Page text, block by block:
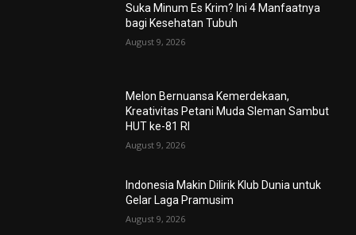
Suka Minum Es Krim? Ini 4 Manfaatnya
bagi Kesehatan Tubuh
August 9, 2026
Melon Bernuansa Kemerdekaan,
Kreativitas Petani Muda Sleman Sambut
HUT ke-81 RI
August 9, 2026
Indonesia Makin Dilirik Klub Dunia untuk
Gelar Laga Pramusim
August 9, 2026